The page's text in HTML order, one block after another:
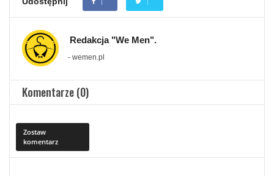
Redakcja "We Men".
- wemen.pl
Komentarze (0)
Zostaw
komentarz